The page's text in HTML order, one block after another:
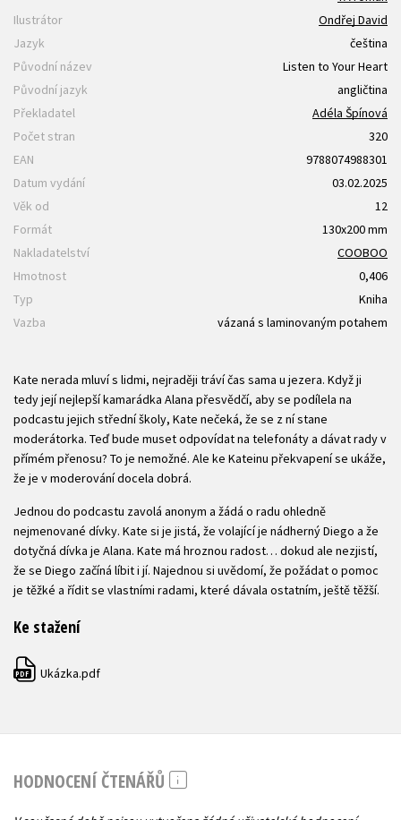
Ilustrátor
Ondřej David
Jazyk
čeština
Původní název
Listen to Your Heart
Původní jazyk
angličtina
Překladatel
Adéla Špínová
Počet stran
320
EAN
9788074988301
Datum vydání
03.02.2025
Věk od
12
Formát
130x200 mm
Nakladatelství
COOBOO
Hmotnost
0,406
Typ
Kniha
Vazba
vázaná s laminovaným potahem
Kate nerada mluví s lidmi, nejraději tráví čas sama u jezera. Když ji
tedy její nejlepší kamarádka Alana přesvědčí, aby se podílela na
podcastu jejich střední školy, Kate nečeká, že se z ní stane
moderátorka. Teď bude muset odpovídat na telefonáty a dávat rady v
přímém přenosu? To je nemožné. Ale ke Kateinu překvapení se ukáže,
že je v moderování docela dobrá.
Jednou do podcastu zavolá anonym a žádá o radu ohledně
nejmenované dívky. Kate si je jistá, že volající je nádherný Diego a že
dotyčná dívka je Alana. Kate má hroznou radost… dokud ale nezjistí,
že se Diego začíná líbit i jí. Najednou si uvědomí, že požádat o pomoc
je těžké a řídit se vlastními radami, které dávala ostatním, ještě těžší.
Ke stažení
PDF Ukázka.pdf
HODNOCENÍ ČTENÁŘŮ